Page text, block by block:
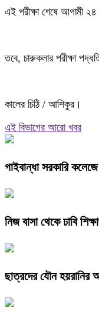
এই পরীক্ষা শেষে আগামী ২৪
তবে, চারুকলার পরীক্ষা
কালের চিঠি / আশিকুর।
এই বিভাগের আরো খবর
গাইবান্ধা সরকারি
নিজ বাসা থেকে ঢাবি
ছাত্রদের যৌন হয়রানির